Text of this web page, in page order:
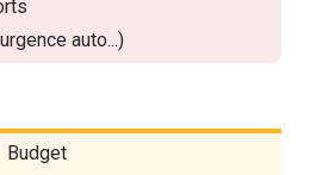
auto...)
Budget